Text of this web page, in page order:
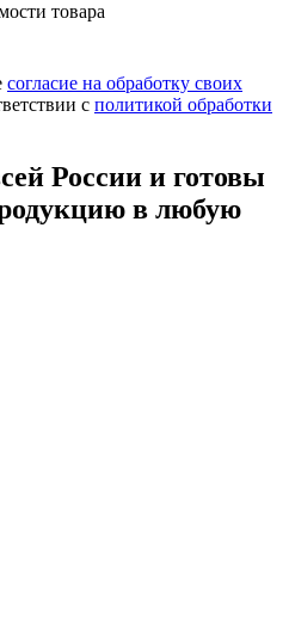
товара
согласие на обработку своих
с политикой обработки
России и готовы
в любую